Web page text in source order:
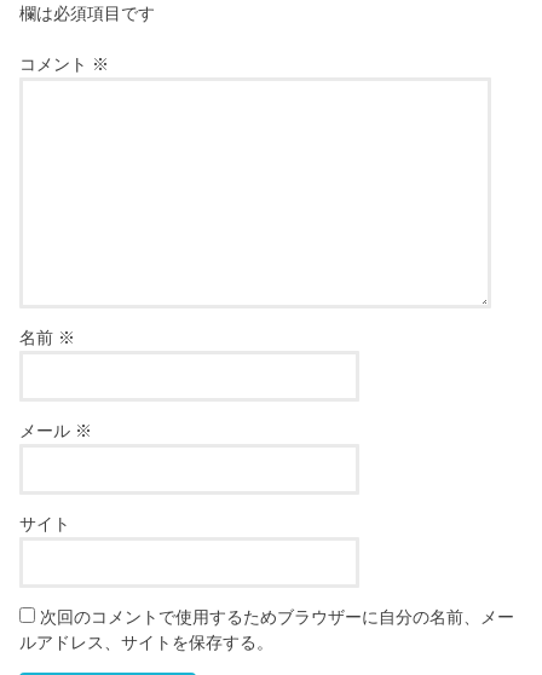
欄は必須項目です
コメント ※
名前 ※
メール ※
サイト
次回のコメントで使用するためブラウザーに自分の名前、メー
ルアドレス、サイトを保存する。